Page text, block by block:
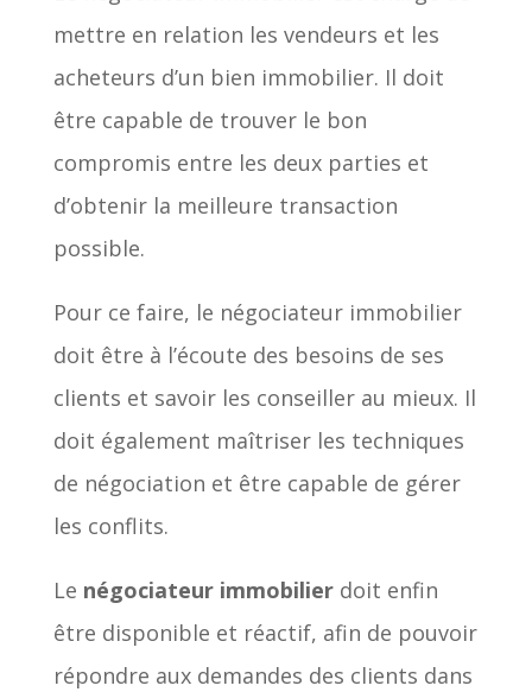
mettre en relation les vendeurs et les
acheteurs d’un bien immobilier. Il doit
être capable de trouver le bon
compromis entre les deux parties et
d’obtenir la meilleure transaction
possible.
Pour ce faire, le négociateur immobilier
doit être à l’écoute des besoins de ses
clients et savoir les conseiller au mieux. Il
doit également maîtriser les techniques
de négociation et être capable de gérer
les conflits.
Le négociateur immobilierdoit enfin
être disponible et réactif, afin de pouvoir
répondre aux demandes des clients dans